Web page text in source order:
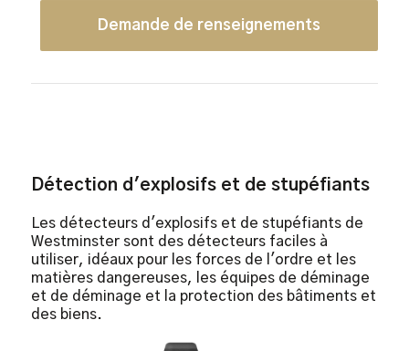
Demande de renseignements
Détection d'explosifs et de stupéfiants
Les détecteurs d'explosifs et de stupéfiants de
Westminster sont des détecteurs faciles à
utiliser, idéaux pour les forces de l'ordre et les
matières dangereuses, les équipes de déminage
et de déminage et la protection des bâtiments et
des biens.